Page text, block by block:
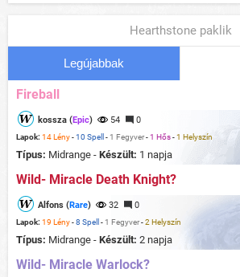
Hearthstone paklik
Legújabbak
Fireball
kossza (Epic) 54 0
Lapok: 14 Lény-10 Spell - 1 Fegyver-1 Hős-1 Helyszín
Típus: Midrange - Készült: 1 napja
Wild- Miracle Death Knight?
Alfons (Rare) 32 0
Lapok: 19 Lény-8 Spell - 1 Fegyver-2 Helyszín
Típus: Midrange - Készült: 2 napja
Wild- Miracle Warlock?